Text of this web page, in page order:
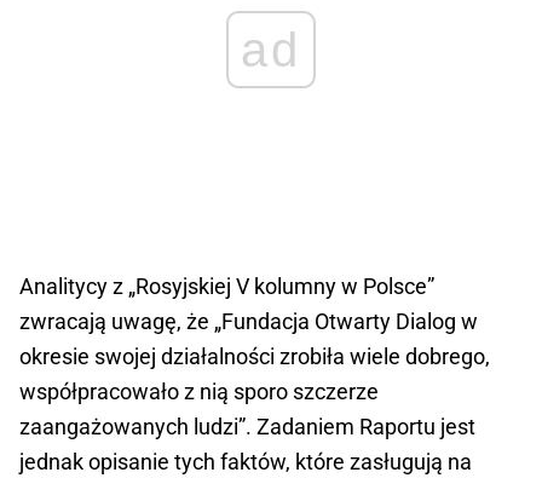
ad
Analitycy z „Rosyjskiej V kolumny w Polsce”
zwracają uwagę, że „Fundacja Otwarty Dialog w
okresie swojej działalności zrobiła wiele dobrego,
współpracowało z nią sporo szczerze
zaangażowanych ludzi”. Zadaniem Raportu jest
jednak opisanie tych faktów, które zasługują na